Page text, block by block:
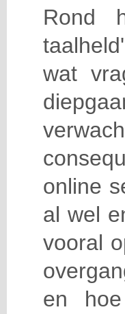
Rond
wat
online
al wel
vooral
en